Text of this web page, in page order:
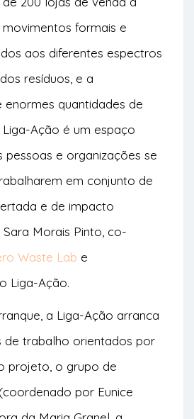
movimentos formais e
aos diferentes espectros
resíduos, e a
enormes quantidades de
Ação é um espaço
pessoas e organizações se
em conjunto de
e de impacto
Sara Morais Pinto, co-
Waste Lab e
Liga-Ação.
a Liga-Ação arranca
de trabalho orientados por
projeto, o grupo de
por Eunice